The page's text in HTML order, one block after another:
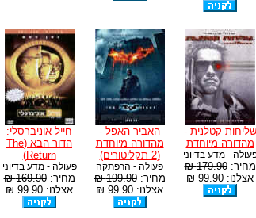
שליחות קטלנית -
מהדורה מיוחדת
- מדע בדיוני
מחיר:179.90 ₪
אצלנו: 99.90 ₪
האביר האפל -
מהדורה מיוחדת
(2 תקליטורים)
פעולה - הרפתקה
מחיר:199.90 ₪
אצלנו: 99.90 ₪
חייל אוניברסלי:
הדור הבא (The
Return)
פעולה - מדע בדיוני
מחיר:169.90 ₪
אצלנו: 99.90 ₪